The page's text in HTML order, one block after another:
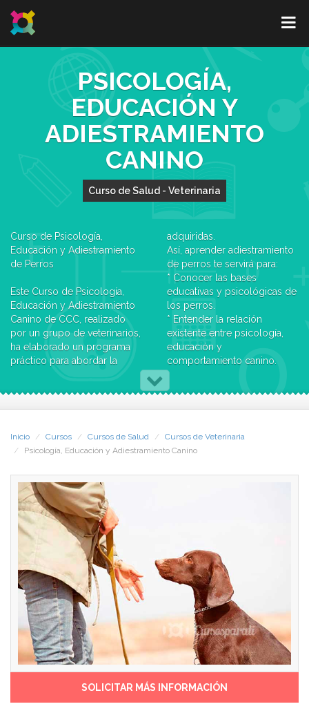
PSICOLOGÍA,
EDUCACIÓN Y
ADIESTRAMIENTO
CANINO
Curso de Salud - Veterinaria
Curso de Psicología,
Educación y Adiestramiento
de Perros
Este Curso de Psicología,
Educación y Adiestramiento
Canino de CCC, realizado
por un grupo de veterinarios,
ha elaborado un programa
práctico para abordar la
psicología, la educación y el
¿Cuál es el objetivo del
Perros?
Si originariamente los únicos
cuidados que se creían
necesarios para los animales
eran, básicamente,
proporcionarles alimentación
y una mínima higiene,
actualmente queremos que
nuestros animales sean
capaces de realizar
actividades acordes a sus
capacidades, tanto aquéllas
que sean innatas como las
muchas que pueden ser
adquiridas.
Así, aprender adiestramiento
de perros te servirá para:
* Conocer las bases
educativas y psicológicas de
los perros.
* Entender la relación
existente entre psicología,
educación y
comportamiento canino.
* Desarrollar las capacidades
de los perros y sentar las
comportamiento innato
(psicología), los
procedimientos y técnicas
(educación) y la realización
de acciones y habilidades
concretas (adiestramiento).
Inicio Cursos Cursos de Salud
Cursos de Veterinaria
Psicología, Educación y Adiestramiento Canino
SOLICITAR MÁS INFORMACIÓN